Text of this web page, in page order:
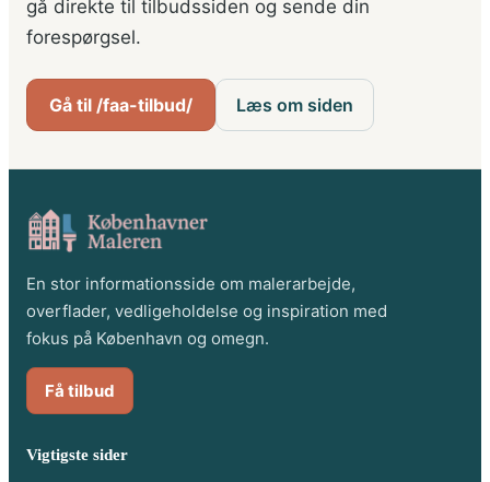
gå direkte til tilbudssiden og sende din
forespørgsel.
Gå til /faa-tilbud/ Læs om siden
En stor informationsside om malerarbejde,
overflader, vedligeholdelse og inspiration med
fokus på København og omegn.
Få tilbud
Vigtigste sider